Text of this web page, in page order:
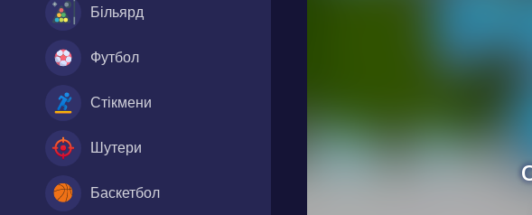
Більярд
Футбол
Стікмени
Шутери
Баскетбол